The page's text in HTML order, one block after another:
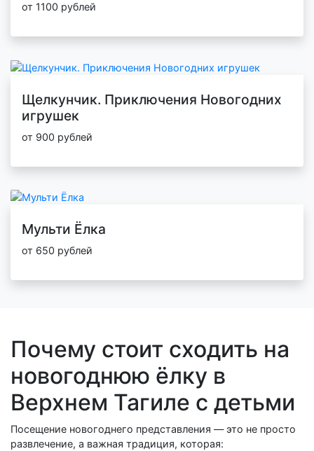
от 1100 рублей
Щелкунчик. Приключения Новогодних
игрушек
от 900 рублей
Мульти Ёлка
от 650 рублей
Почему стоит сходить на
новогоднюю ёлку в
Верхнем Тагиле с детьми
Посещение новогоднего представления — это не просто
развлечение, а важная традиция, которая: